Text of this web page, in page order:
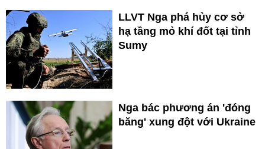
LLVT Nga phá hủy cơ sở
hạ tầng mỏ khí đốt tại tỉnh
Sumy
Nga bác phương án 'đóng
băng' xung đột với Ukraine